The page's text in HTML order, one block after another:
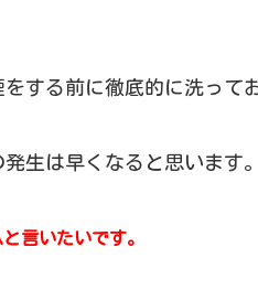
する前に徹底的に洗って
生は早くなると思います。
言いたいです。